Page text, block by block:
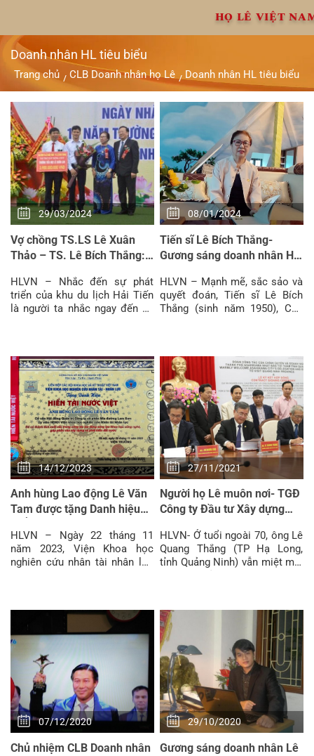
nội
dung
HỌ LÊ VIỆT
Doanh nhân HL tiêu biểu
Trang chủ/ CLB Doanh nhân họ Lê/Doanh nhân HL tiêu biểu
29/03/2024
Vợ chồng TS.LS Lê Xuân
Thảo – TS. Lê Bích Thắng:
khắp mọi nơi
HLVN – Nhắc đến sự phát
triển của khu du lịch Hải Tiến
là người ta nhắc ngay đến vợ
08/01/2024
Tiến sĩ Lê Bích Thắng-
Gương sáng doanh nhân Họ
HLVN – Mạnh mẽ, sắc sảo và
quyết đoán, Tiến sĩ Lê Bích
Thắng (sinh năm 1950), Chủ
14/12/2023
Anh hùng Lao động Lê Văn
Tam được tặng Danh hiệu
HLVN – Ngày 22 tháng 11
năm 2023, Viện Khoa học
nghiên cứu nhân tài nhân lực
27/11/2021
Người họ Lê muôn nơi- TGĐ
Công ty Đầu tư Xây dựng
xuất sắc
HLVN- Ở tuổi ngoài 70, ông Lê
Quang Thắng (TP Hạ Long,
tỉnh Quảng Ninh) vẫn miệt mài
07/12/2020
Chủ nhiệm CLB Doanh nhân
29/10/2020
Gương sáng doanh nhân Lê